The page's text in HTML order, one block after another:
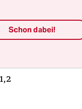
Prozent
Schon dabei!